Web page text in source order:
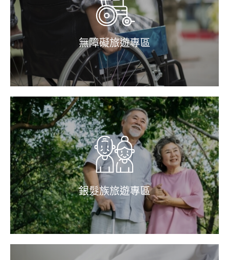
無障礙旅遊專區
銀髮族旅遊專區